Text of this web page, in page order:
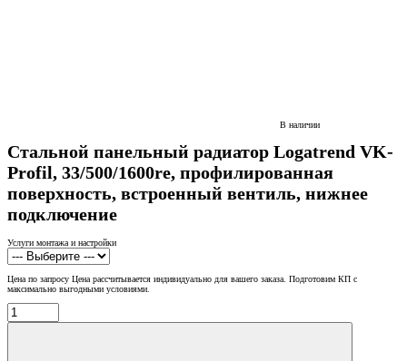
В наличии
Стальной панельный радиатор Logatrend VK-
Profil, 33/500/1600re, профилированная
поверхность, встроенный вентиль, нижнее
подключение
Услуги монтажа и настройки
Цена по запросу Цена рассчитывается индивидуально для вашего заказа. Подготовим КП с
максимально выгодными условиями.